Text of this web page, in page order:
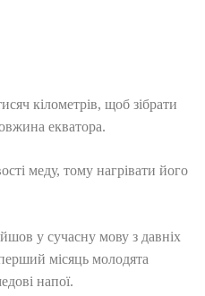
кілометрів, щоб зібрати
екватора.
меду, тому нагрівати його
у сучасну мову з давніх
місяць молодята
напої.